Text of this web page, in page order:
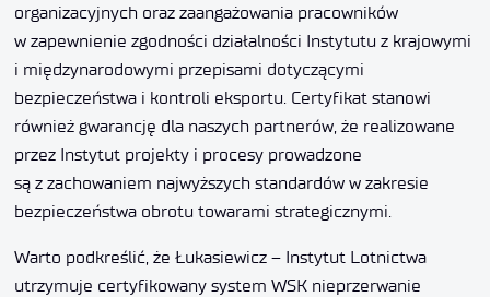
organizacyjnych oraz zaangażowania pracowników
w zapewnienie zgodności działalności Instytutu z krajowymi
i międzynarodowymi przepisami dotyczącymi
bezpieczeństwa i kontroli eksportu. Certyfikat stanowi
również gwarancję dla naszych partnerów, że realizowane
przez Instytut projekty i procesy prowadzone
są z zachowaniem najwyższych standardów w zakresie
bezpieczeństwa obrotu towarami strategicznymi.
Warto podkreślić, że Łukasiewicz – Instytut Lotnictwa
utrzymuje certyfikowany system WSK nieprzerwanie